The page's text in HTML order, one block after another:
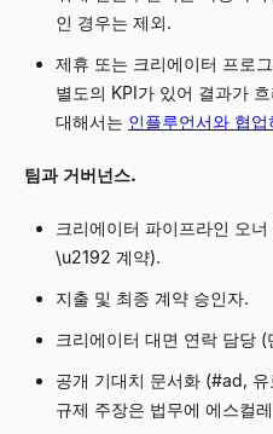
인 경우는 제외.
제휴 또는 크리에이터 프로
별도의 KPI가 있어 결과가
대해서는 인플루언서와 협업
팀과 거버넌스.
크리에이터 파이프라인 오
\u2192 계약).
지출 및 최종 계약 승인자.
크리에이터 대면 연락 담당
공개 기대치 문서화 (#ad,
규제 주장은 법무에 에스컬